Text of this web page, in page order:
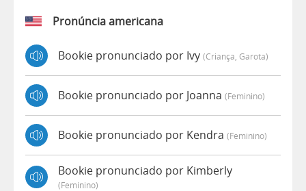
Pronúncia americana
Bookie pronunciado por Ivy (criança, Garota)
Bookie pronunciado por Joanna (feminino)
Bookie pronunciado por Kendra (feminino)
Bookie pronunciado por Kimberly
(feminino)